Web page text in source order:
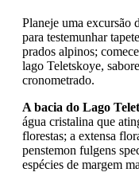
Planeje uma excursão
para testemunhar
prados alpinos;
lago Teletskoye,
cronometrado.
A bacia do Lago
água cristalina que
florestas; a extensa
penstemon fulgens
espécies de margem